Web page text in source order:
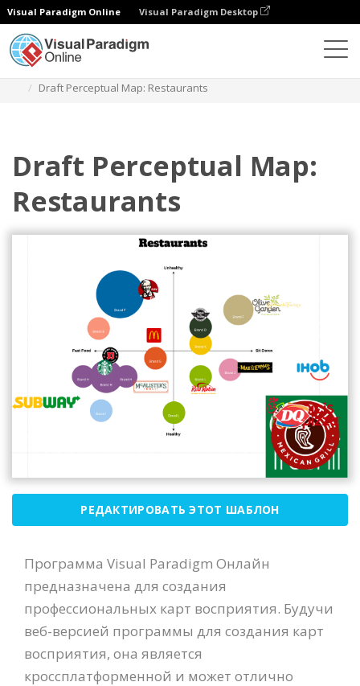
Visual Paradigm Online Visual Paradigm Desktop
Draft Perceptual Map: Restaurants
Draft Perceptual Map:
Restaurants
РЕДАКТИРОВАТЬ ЭТОТ ШАБЛОН
Программа Visual Paradigm Онлайн
предназначена для создания
профессиональных карт восприятия. Будучи
веб-версией программы для создания карт
восприятия, она является
кроссплатформенной и может отлично